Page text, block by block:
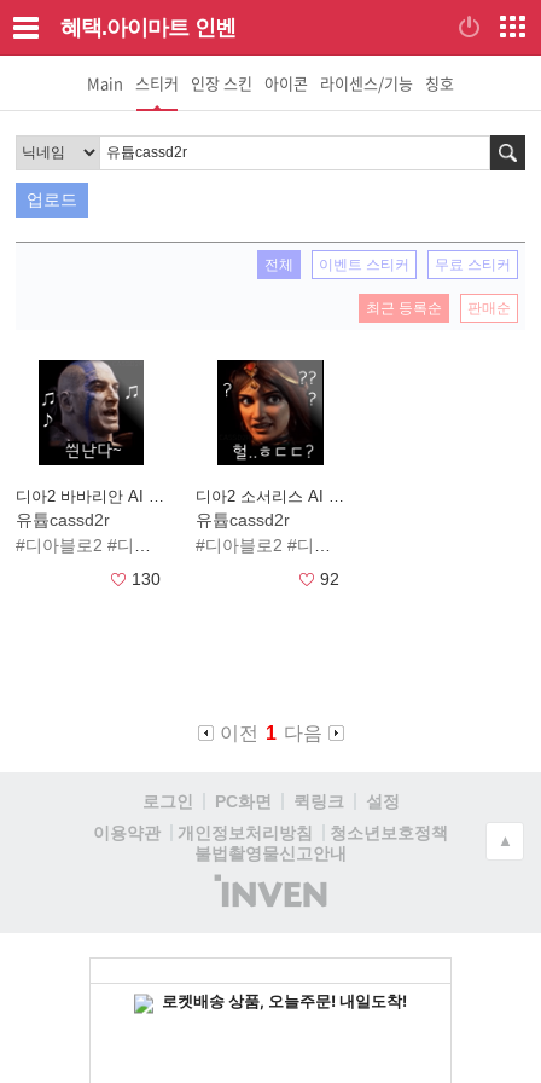
혜택.아이마트 인벤
Main 스티커 인장 스킨 아이콘 라이센스/기능 칭호
업로드
전체 이벤트 스티커 무료 스티커
최근 등록순 판매순
디아2 바바리안 AI 표정
유튭cassd2r
#디아블로2 #디아2 #레저렉션 #AI #움짤
130
디아2 소서리스 AI 표정
유튭cassd2r
#디아블로2 #디아2
92
이전 1 다음
로그인 PC화면 퀵링크
설정
이용약관
개인정보처리방침
청소년보호정책
불법촬영물신고안내
(주)
인
▲